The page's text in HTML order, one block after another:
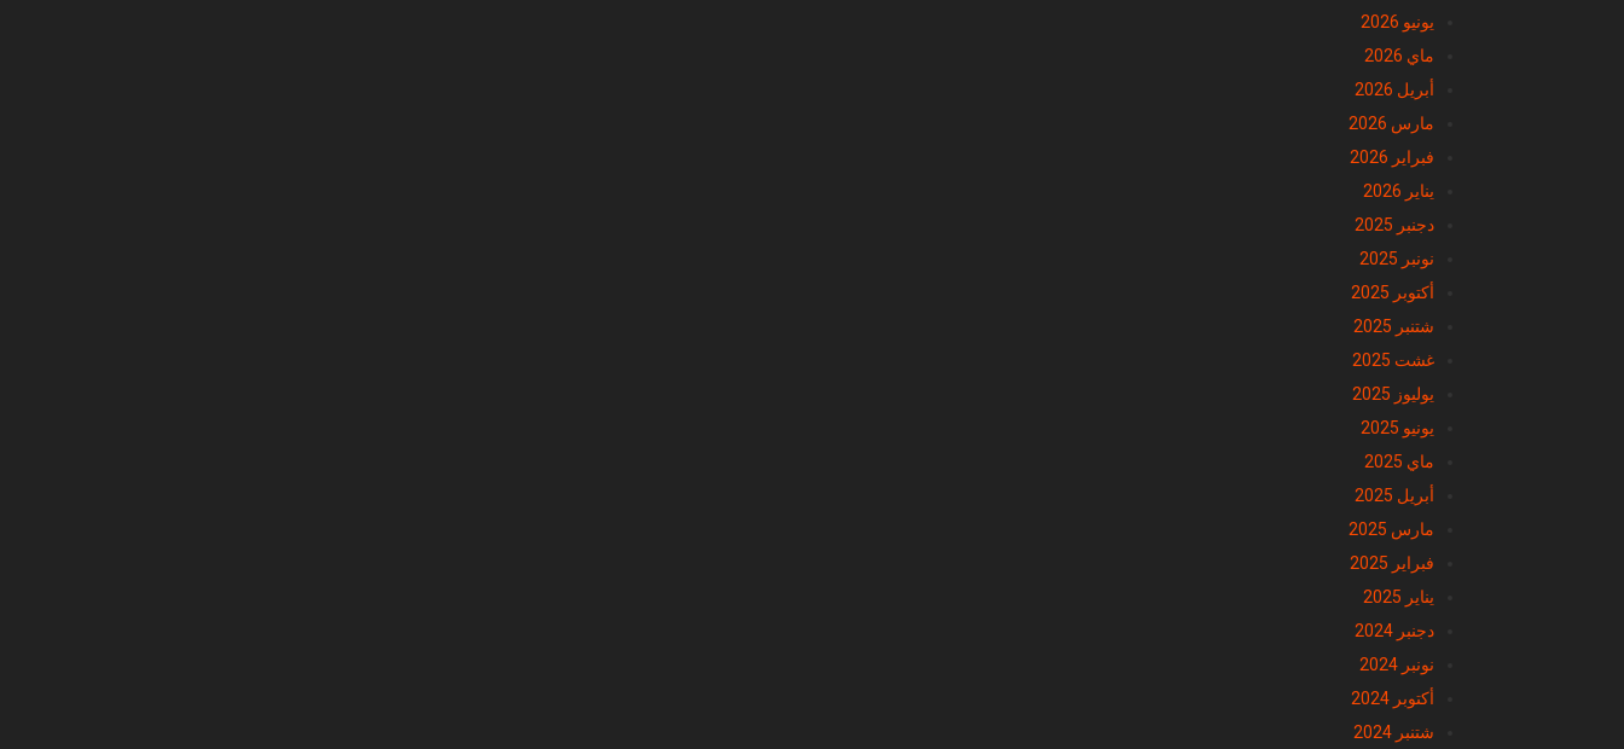
يونيو 2026
ماي 2026
أبريل 2026
مارس 2026
فبراير 2026
يناير 2026
دجنبر 2025
نونبر 2025
أكتوبر 2025
شتنبر 2025
غشت 2025
يوليوز 2025
يونيو 2025
ماي 2025
أبريل 2025
مارس 2025
فبراير 2025
يناير 2025
دجنبر 2024
نونبر 2024
أكتوبر 2024
شتنبر 2024